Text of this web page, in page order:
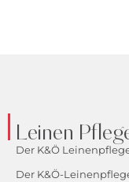
Leinen
Der K&Ö
Der K&Ö-